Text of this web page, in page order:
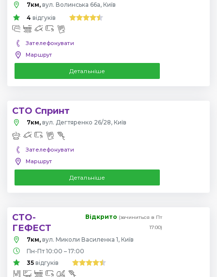
7км, вул. Волинська 66а, Київ
4 відгуків
Зателефонувати
Маршрут
Детальніше
СТО Спринт
7км, вул. Дегтяренко 26/28, Київ
Зателефонувати
Маршрут
Детальніше
СТО-
ГЕФЕСТ
Відкрито (зачиниться в Пт
17:00)
7км, вул. Миколи Василенка 1, Київ
Пн-Пт 10:00 – 17:00
35 відгуків